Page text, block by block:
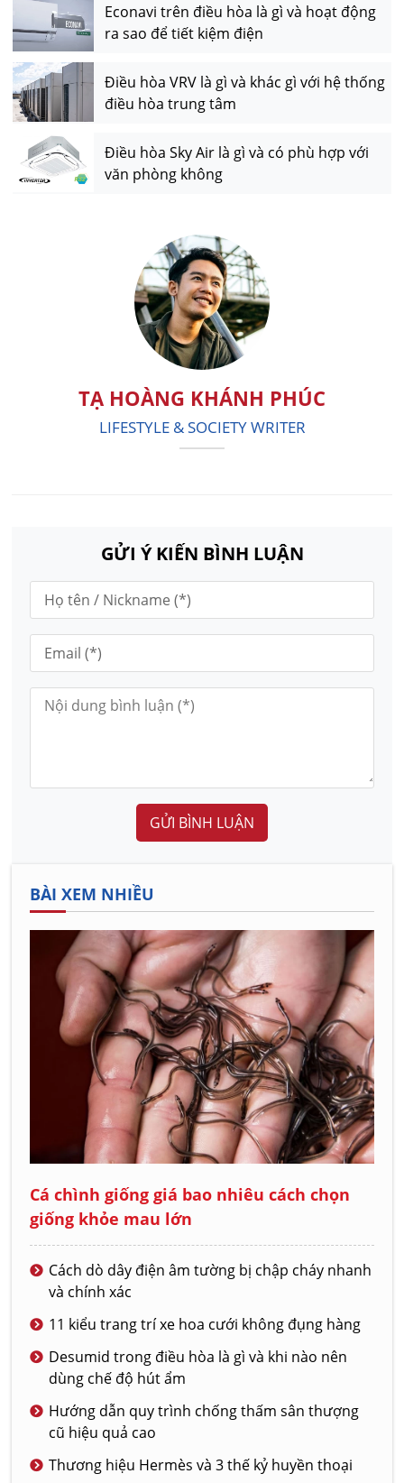
Econavi trên điều hòa là gì và hoạt động
ra sao để tiết kiệm điện
Điều hòa VRV là gì và khác gì với hệ thống
điều hòa trung tâm
Điều hòa Sky Air là gì và có phù hợp với
văn phòng không
TẠ HOÀNG KHÁNH PHÚC
LIFESTYLE & SOCIETY WRITER
GỬI Ý KIẾN BÌNH LUẬN
GỬI BÌNH LUẬN
BÀI XEM NHIỀU
Cá chình giống giá bao nhiêu cách chọn
giống khỏe mau lớn
Cách dò dây điện âm tường bị chập cháy nhanh
và chính xác
11 kiểu trang trí xe hoa cưới không đụng hàng
Desumid trong điều hòa là gì và khi nào nên
dùng chế độ hút ẩm
Hướng dẫn quy trình chống thấm sân thượng
cũ hiệu quả cao
Thương hiệu Hermès và 3 thế kỷ huyền thoại